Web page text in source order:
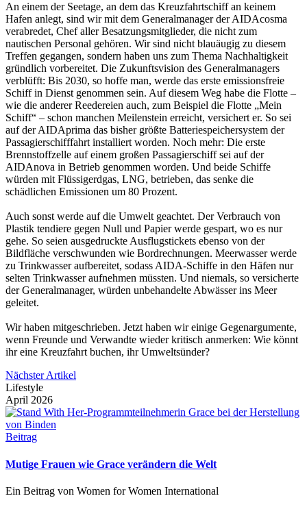
An einem der Seetage, an dem das Kreuzfahrtschiff an keinem
Hafen anlegt, sind wir mit dem Generalmanager der AIDAcosma
verabredet, Chef aller Besatzungsmitglieder, die nicht zum
nautischen Personal gehören. Wir sind nicht blauäugig zu diesem
Treffen gegangen, sondern haben uns zum Thema Nachhaltigkeit
gründlich vorbereitet. Die Zukunftsvision des Generalmanagers
verblüfft: Bis 2030, so hoffe man, werde das erste emissionsfreie
Schiff in Dienst genommen sein. Auf diesem Weg habe die Flotte –
wie die anderer Reedereien auch, zum Beispiel die Flotte „Mein
Schiff“ – schon manchen Meilenstein erreicht, versichert er. So sei
auf der AIDAprima das bisher größte Batteriespeichersystem der
Passagierschifffahrt installiert worden. Noch mehr: Die erste
Brennstoffzelle auf einem großen Passagierschiff sei auf der
AIDAnova in Betrieb genommen worden. Und beide Schiffe
würden mit Flüssigerdgas, LNG, betrieben, das senke die
schädlichen Emissionen um 80 Prozent.
Auch sonst werde auf die Umwelt geachtet. Der Verbrauch von
Plastik tendiere gegen Null und Papier werde gespart, wo es nur
gehe. So seien ausgedruckte Ausflugstickets ebenso von der
Bildfläche verschwunden wie Bordrechnungen. Meerwasser werde
zu Trinkwasser aufbereitet, sodass AIDA-Schiffe in den Häfen nur
selten Trinkwasser aufnehmen müssten. Und niemals, so versicherte
der Generalmanager, würden unbehandelte Abwässer ins Meer
geleitet.
Wir haben mitgeschrieben. Jetzt haben wir einige Gegenargumente,
wenn Freunde und Verwandte wieder kritisch anmerken: Wie könnt
ihr eine Kreuzfahrt buchen, ihr Umweltsünder?
Nächster Artikel
Lifestyle
April 2026
Beitrag
Mutige Frauen wie Grace verändern die Welt
Ein Beitrag von Women for Women International